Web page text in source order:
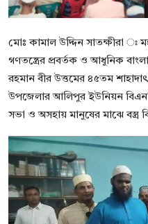
শিল্প ও সাহিত্য
রাজনীতি
Bangla
মোঃ কামাল উদ্দিন সাতক্ষীরা ঃ
গণতন্ত্রের প্রবর্তক ও আধুনিক
রহমান বীর উত্তমের ৪৫তম
উপজেলার আলিপুর ইউনিয়ন
সভা ও অসহায় মানুষের মাঝে বস্ত্র